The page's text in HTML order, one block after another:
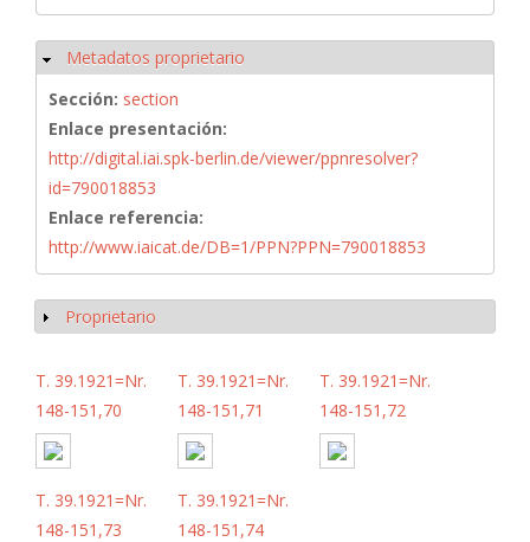
Ocultar
Metadatos proprietario
Sección: section
Enlace presentación:
http://digital.iai.spk-berlin.de/viewer/ppnresolver?
id=790018853
Enlace referencia:
http://www.iaicat.de/DB=1/PPN?PPN=790018853
Mostrar
Proprietario
T. 39.1921=Nr.
148-151,70
T. 39.1921=Nr.
148-151,71
T. 39.1921=Nr.
148-151,72
T. 39.1921=Nr.
148-151,73
T. 39.1921=Nr.
148-151,74